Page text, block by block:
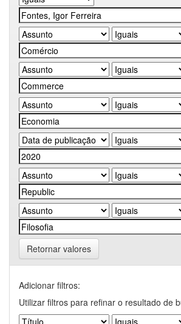
Retornar valores
Adicionar filtros:
Utilizar filtros para refinar o resultado de